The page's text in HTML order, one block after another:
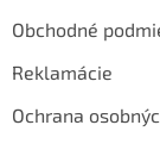
Obchodné
Reklamácie
Ochrana